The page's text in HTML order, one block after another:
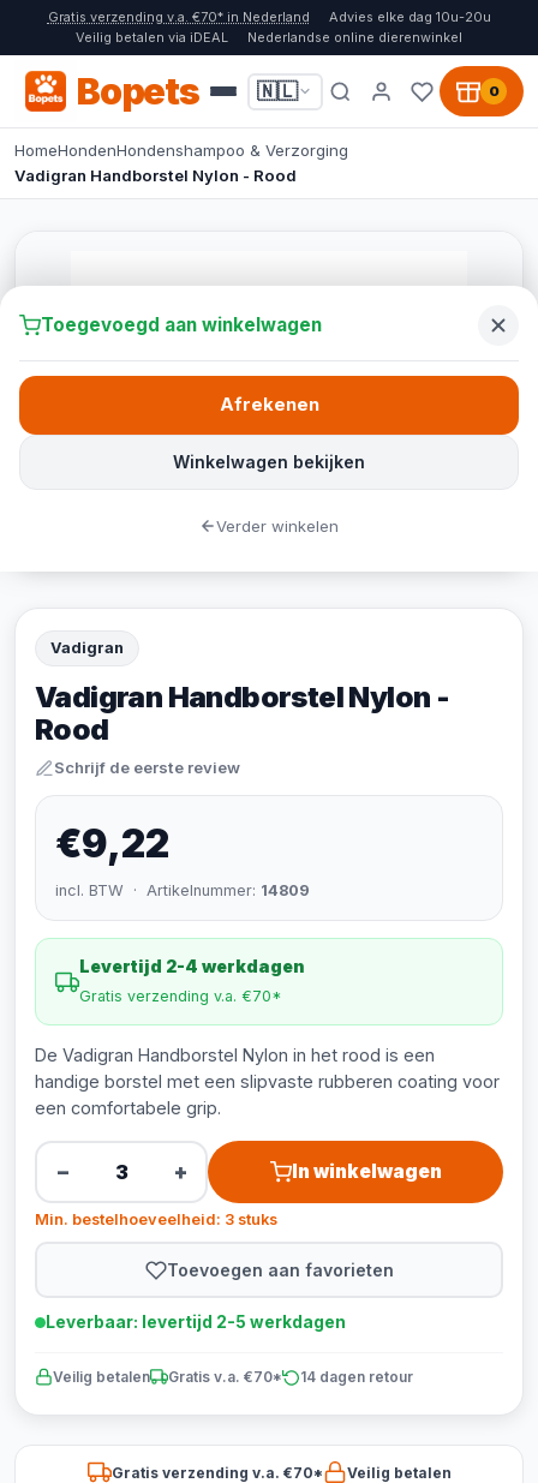
Gratis verzending v.a. €70* in Nederland
Advies elke dag 10u-20u
Veilig betalen via iDEAL
Nederlandse online dierenwinkel
Bopets 🇳🇱 0
HomeHondenHondenshampoo & Verzorging
Vadigran Handborstel Nylon - Rood
Vadigran
Vadigran Handborstel Nylon -
Rood
Schrijf de eerste review
€9,22
incl. BTW · Artikelnummer: 14809
Levertijd 2-4 werkdagen
Gratis verzending v.a. €70*
De Vadigran Handborstel Nylon in het rood is een
handige borstel met een slipvaste rubberen coating voor
een comfortabele grip.
− + In winkelwagen
Min. bestelhoeveelheid: 3 stuks
Toevoegen aan favorieten
Leverbaar: levertijd 2-5 werkdagen
Veilig betalen Gratis v.a. €70* 14 dagen retour
Gratis verzending v.a. €70*
Veilig betalen
Toegevoegd aan winkelwagen
Winkelwagen bekijken
Afrekenen
Verder winkelen